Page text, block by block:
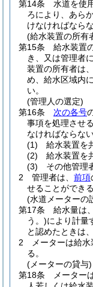
第14条
水道を使
ろにより、あら
けなければならな
(給水装置の所有
第15条
給水装置
き、又は管理者
装置の所有者は
め、給水区域内
い。
(管理人の選定)
第16条
次の各号
事項を処理させ
なければならない
(1)
給水装置を
(2)
給水装置を
(3)
その他管理
2
管理者は、 前項
せることができる
(水道メーターの
第17条
給水量は
う。)により計量
と認めたときは
2
メーターは給
る。
(メーターの貸与)
第18条
メーター